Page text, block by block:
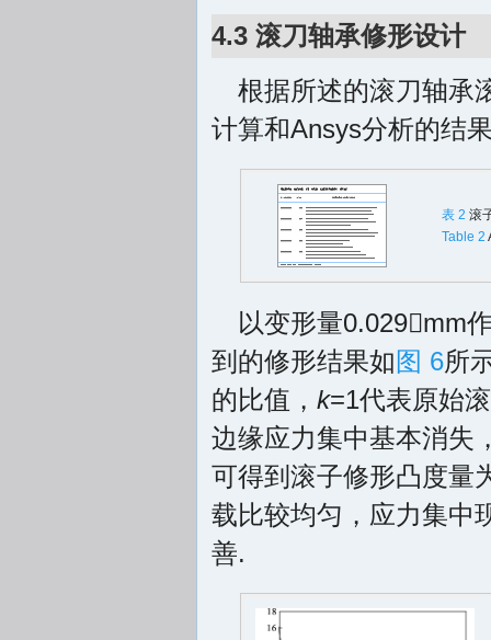
4.3 滚刀轴承修形设计
根据所述的滚刀轴承
计算和Ansys分析的结
表 2 滚
Table 2
以变形量0.029mm
到的修形结果如图 6所
的比值， k=1代表原始
边缘应力集中基本消失
可得到滚子修形凸度量
载比较均匀，应力集中
善.